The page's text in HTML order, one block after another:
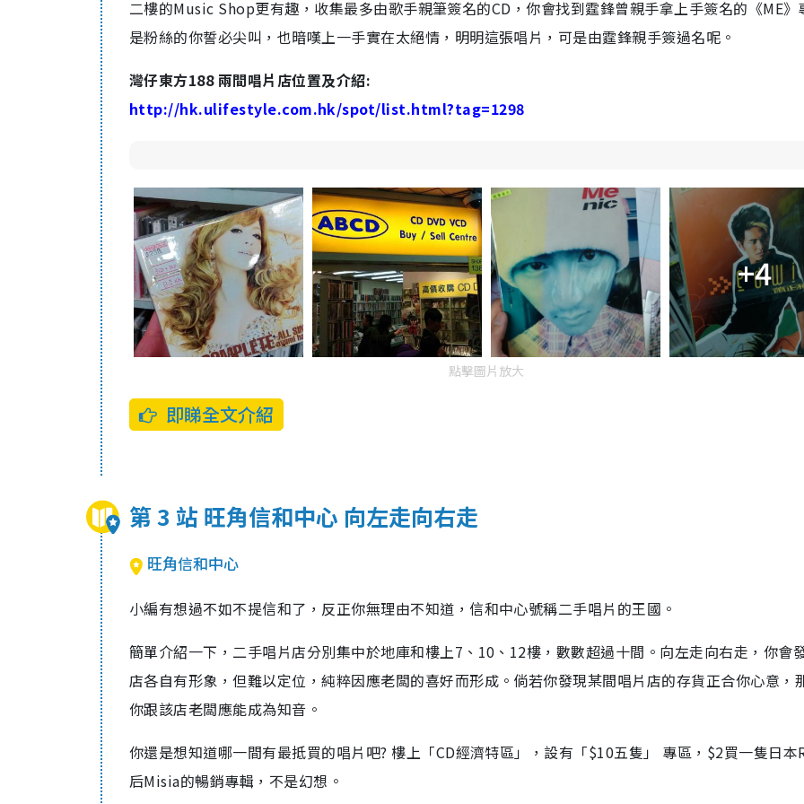
二樓的Music Shop更有趣，收集最多由歌手親筆簽名的CD，你會找到霆鋒曾親手拿上手簽名的《ME》
是粉絲的你誓必尖叫，也暗嘆上一手實在太絕情，明明這張唱片，可是由霆鋒親手簽過名呢。
灣仔東方188 兩間唱片店位置及介紹:
http://hk.ulifestyle.com.hk/spot/list.html?tag=1298
+4
點擊圖片放大
即睇全文介紹
第 3 站 旺角信和中心 向左走向右走
旺角信和中心
小編有想過不如不提信和了，反正你無理由不知道，信和中心號稱二手唱片的王國。
簡單介紹一下，二手唱片店分別集中於地庫和樓上7、10、12樓，數數超過十間。向左走向右走，你會
店各自有形象，但難以定位，純粹因應老闆的喜好而形成。倘若你發現某間唱片店的存貨正合你心意，
你跟該店老闆應能成為知音。
你還是想知道哪一間有最抵買的唱片吧? 樓上「CD經濟特區」，設有「$10五隻」 專區，$2買一隻日本
后Misia的暢銷專輯，不是幻想。